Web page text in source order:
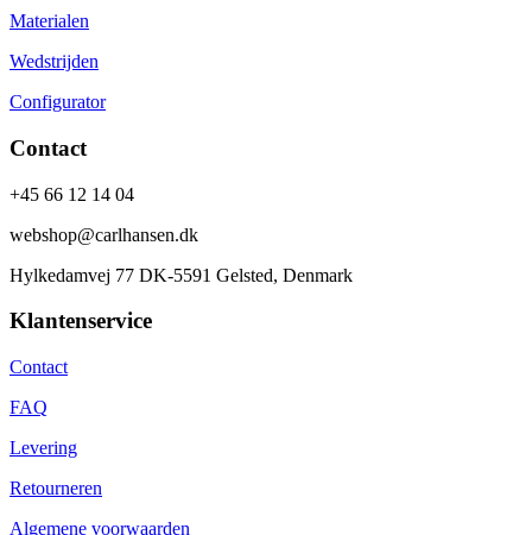
Materialen
Wedstrijden
Configurator
Contact
+45 66 12 14 04
webshop@carlhansen.dk
Hylkedamvej 77 DK-5591 Gelsted, Denmark
Klantenservice
Contact
FAQ
Levering
Retourneren
Algemene voorwaarden